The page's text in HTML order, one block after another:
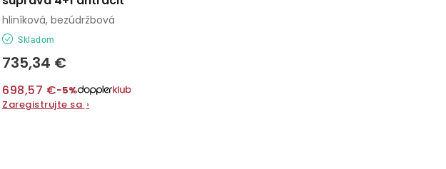
Skladom
735,34 €
698,57 €−5%
Zaregistrujte sa ›
hliníková, bezúdržbová